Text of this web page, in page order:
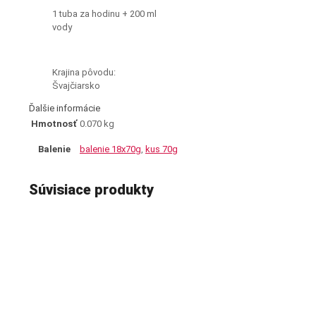
1 tuba za hodinu + 200 ml
vody
Krajina pôvodu:
Švajčiarsko
Ďalšie informácie
Hmotnosť 0.070 kg
Balenie balenie 18x70g, kus 70g
Súvisiace produkty